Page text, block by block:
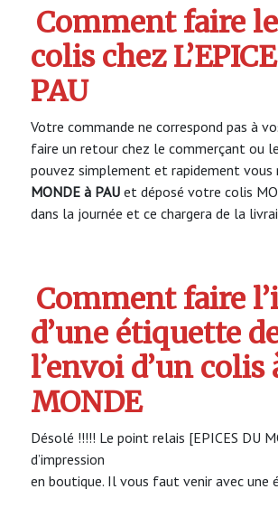
Comment faire
colis chez
PAU
Votre commande ne correspond pas à
faire un retour chez le commerçant ou
pouvez simplement et rapidement vous
MONDE à PAU et déposé votre colis
dans la journée et ce chargera de la
Comment faire
d’une étiquette
l’envoi d’un colis
MONDE
Désolé !!!!! Le point relais [EPICES DU
d’impression
en boutique. Il vous faut venir avec